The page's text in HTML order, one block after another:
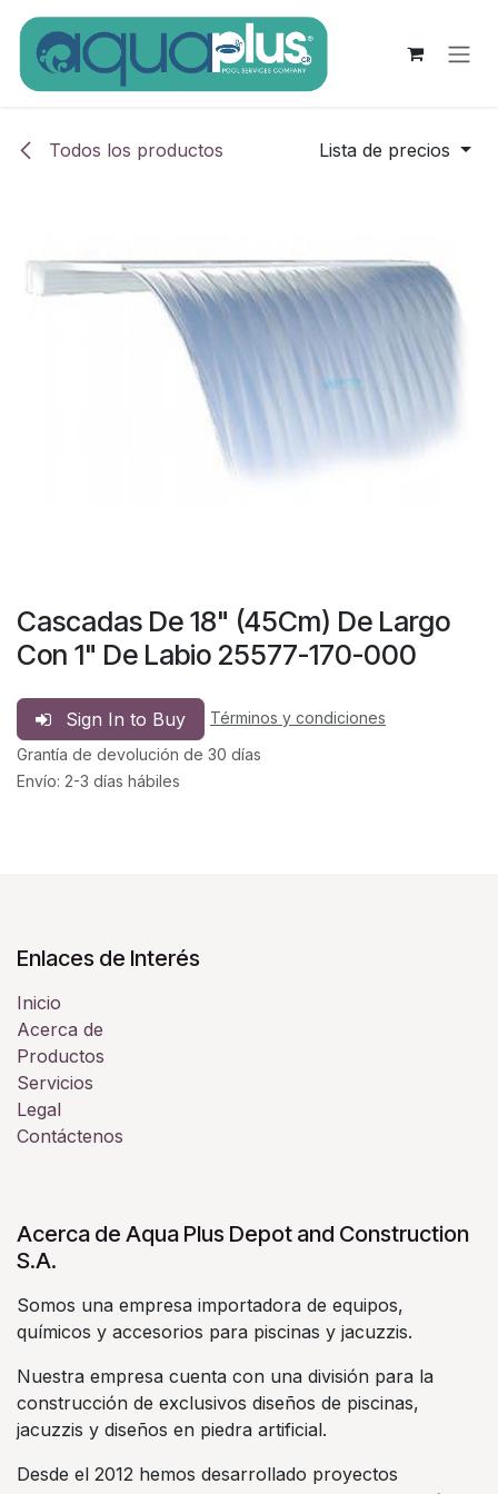
Ir al contenido
Todos los productos Lista de precios
Cascadas De 18" (45Cm) De Largo
Con 1" De Labio 25577-170-000
Sign In to Buy
Términos y condiciones
Grantía de devolución de 30 días
Envío: 2-3 días hábiles
Enlaces de Interés
Inicio
Acerca de
Productos
Servicios
Legal
Contáctenos
Acerca de Aqua Plus Depot and Construction
S.A.
Somos una empresa importadora de equipos,
químicos y accesorios para piscinas y jacuzzis.
Nuestra empresa cuenta con una división para la
construcción de exclusivos diseños de piscinas,
jacuzzis y diseños en piedra artificial.
Desde el 2012 hemos desarrollado proyectos